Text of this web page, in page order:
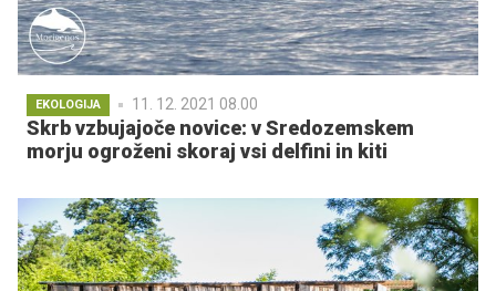
EKOLOGIJA 11. 12. 2021 08.00
Skrb vzbujajoče novice: v Sredozemskem
morju ogroženi skoraj vsi delfini in kiti